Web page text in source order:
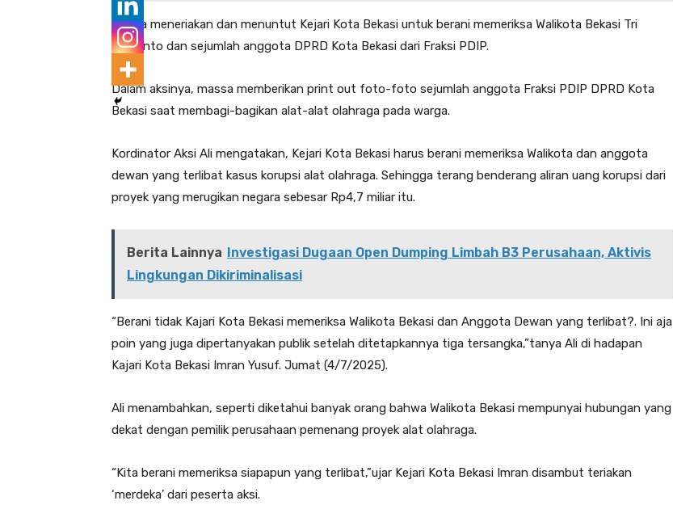
Massa meneriakan dan menuntut Kejari Kota Bekasi untuk berani memeriksa Walikota Bekasi Tri
Adhianto dan sejumlah anggota DPRD Kota Bekasi dari Fraksi PDIP.
Dalam aksinya, massa memberikan print out foto-foto sejumlah anggota Fraksi PDIP DPRD Kota
Bekasi saat membagi-bagikan alat-alat olahraga pada warga.
Kordinator Aksi Ali mengatakan, Kejari Kota Bekasi harus berani memeriksa Walikota dan anggota
dewan yang terlibat kasus korupsi alat olahraga. Sehingga terang benderang aliran uang korupsi dari
proyek yang merugikan negara sebesar Rp4,7 miliar itu.
Berita Lainnya
Investigasi Dugaan Open Dumping Limbah B3 Perusahaan, Aktivis
Lingkungan Dikiriminalisasi
“Berani tidak Kajari Kota Bekasi memeriksa Walikota Bekasi dan Anggota Dewan yang terlibat?. Ini aja
poin yang juga dipertanyakan publik setelah ditetapkannya tiga tersangka,”tanya Ali di hadapan
Kajari Kota Bekasi Imran Yusuf. Jumat (4/7/2025).
Ali menambahkan, seperti diketahui banyak orang bahwa Walikota Bekasi mempunyai hubungan yang
dekat dengan pemilik perusahaan pemenang proyek alat olahraga.
“Kita berani memeriksa siapapun yang terlibat,”ujar Kejari Kota Bekasi Imran disambut teriakan
‘merdeka’ dari peserta aksi.